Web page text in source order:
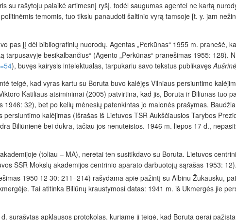
su rašytoju palaikė artimesnį ryšį, todėl saugumas agentei ne kartą
temomis, tuo tikslu panaudoti šaltinio vyrą tamsoje [t. y. jam
pas jį dėl bibliografinių nuorodų. Agentas „Perkūnas“ 1955 m. pranešė,
besikalbančius“ (Agento „Perkūnas“ pranešimas 1955: 128).
), buvęs kairysis intelektualas, tarpukariu savo tekstus publikavęs
teigė, kad vyras kartu su Boruta buvo kalėjęs Vilniaus persiuntimo
Katiliaus atsiminimai (2005) patvirtina, kad jis, Boruta ir Biliūnas tuo
32), bet po kelių mėnesių patenkintas jo malonės prašymas.
kalėjimas (Išrašas iš Lietuvos TSR Aukščiausios Tarybos
Biliūnienė bei dukra, tačiau jos nenuteistos. 1946 m. liepos 17 d.,
(toliau – MA), neretai ten susitikdavo su Boruta. Lietuvos
SSR Mokslų akademijos centrinio aparato darbuotojų sąrašas 1953:
1950 12 30: 211–214) rašydama apie pažintį su Albinu Žukausku,
Tai atitinka Biliūnų kraustymosi datas: 1941 m. iš Ukmergės jie
surašytas apklausos protokolas, kuriame ji teigė, kad Boruta gerai